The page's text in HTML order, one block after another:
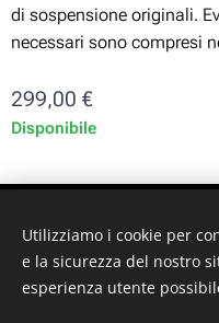
di sospensione originali.
necessari sono compresi
299,00 €
Disponibile
10128 - Torino
© 2024 ST-
Utilizziamo i cookie per
e la sicurezza del nostro
esperienza utente